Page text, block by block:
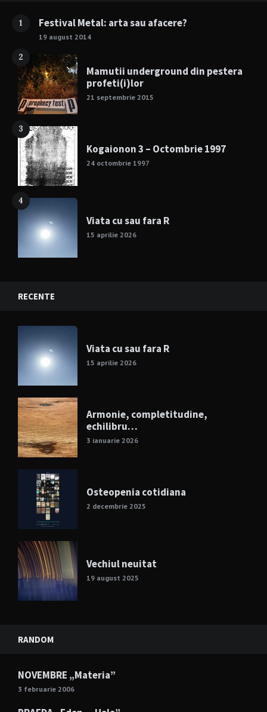
1 Festival Metal: arta sau afacere?
19 august 2014
2
Mamutii underground din pestera
profeti(i)lor
21 septembrie 2015
3
Kogaionon 3 – Octombrie 1997
24 octombrie 1997
4
Viata cu sau fara R
15 aprilie 2026
RECENTE
Viata cu sau fara R
15 aprilie 2026
Armonie, completitudine,
echilibru…
3 ianuarie 2026
Osteopenia cotidiana
2 decembrie 2025
Vechiul neuitat
19 august 2025
RANDOM
NOVEMBRE „Materia”
3 februarie 2006